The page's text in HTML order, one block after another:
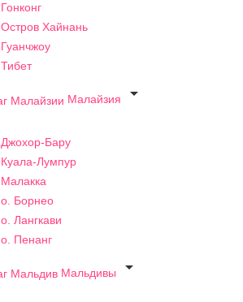
Гонконг
Остров Хайнань
Гуанчжоу
Тибет
Малайзия

Джохор-Бару
Куала-Лумпур
Малакка
о. Борнео
о. Лангкави
о. Пенанг
Мальдивы
